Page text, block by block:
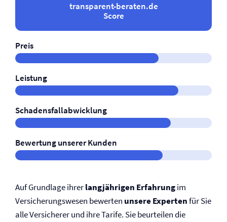
transparent-beraten.de
Score
Preis
Leistung
Schadensfallabwicklung
Bewertung unserer Kunden
Auf Grundlage ihrerlangjährigen Erfahrungim
Versicherungswesen bewerten unsere Expertenfür Sie
alle Versicherer und ihre Tarife. Sie beurteilen die